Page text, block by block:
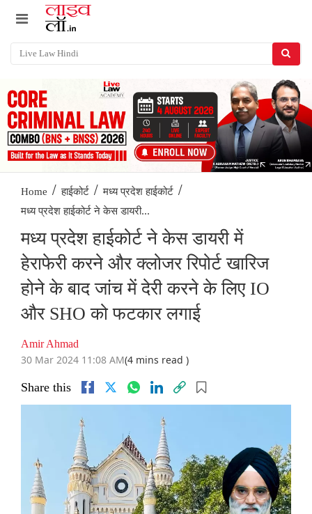
Home / हाईकोर्ट / मध्य प्रदेश हाईकोर्ट /
मध्य प्रदेश हाईकोर्ट ने केस डायरी...
मध्य प्रदेश हाईकोर्ट ने केस डायरी में
हेराफेरी करने और क्लोजर रिपोर्ट खारिज
होने के बाद जांच में देरी करने के लिए IO
और SHO को फटकार लगाई
Amir Ahmad
30 Mar 2024 11:08 AM(4 mins read )
Share this